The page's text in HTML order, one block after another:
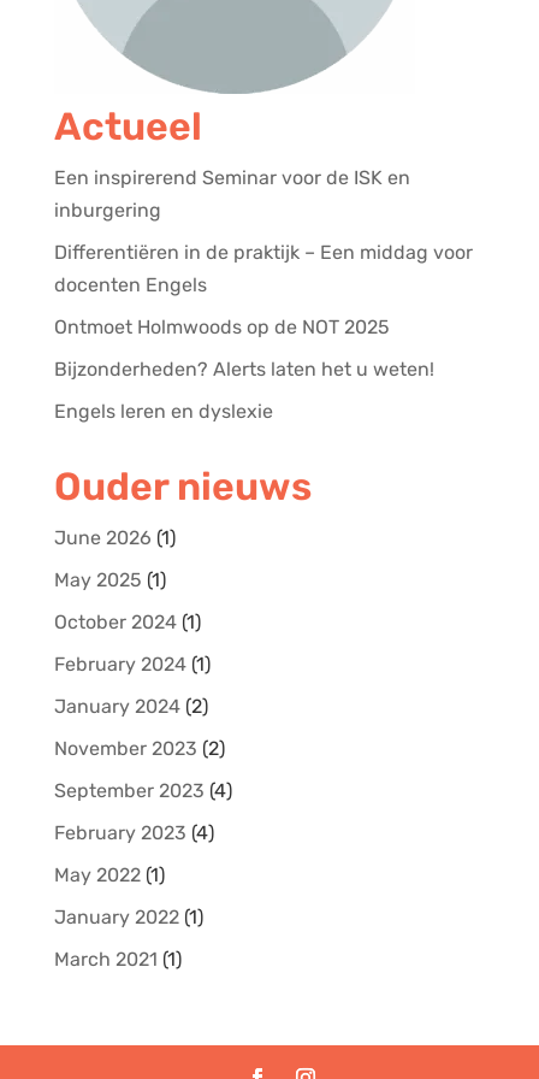
Actueel
Een inspirerend Seminar voor de ISK en
inburgering
Differentiëren in de praktijk – Een middag voor
docenten Engels
Ontmoet Holmwoods op de NOT 2025
Bijzonderheden? Alerts laten het u weten!
Engels leren en dyslexie
Ouder nieuws
June 2026 (1)
May 2025 (1)
October 2024(1)
February 2024(1)
January 2024(2)
November 2023 (2)
September 2023 (4)
February 2023 (4)
May 2022(1)
January 2022(1)
March 2021 (1)